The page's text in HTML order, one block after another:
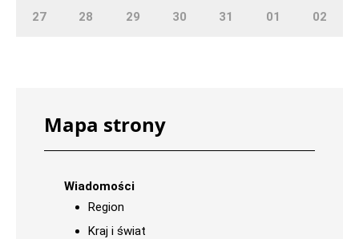
27 28 29 30 31 01 02
Mapa strony
Wiadomości
Region
Kraj i świat